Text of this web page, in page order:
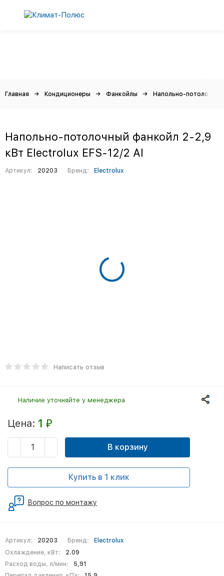
Главная Кондиционеры Фанкойлы Напольно-
Напольно-потолочный фанкойл 2-2,9
кВт Electrolux EFS-12/2 Al
Артикул: 20203 Бренд: Electrolux
Написать отзыв
Артикул: 20203 Бренд:
Electrolux
Охлаждение, кВт:
2.09
Расход воды, л/мин:
5,91
Наличие уточняйте у менеджера
Цена: 1 ₽
В корзину
Купить в 1 клик
Вопрос по монтажу